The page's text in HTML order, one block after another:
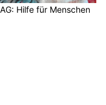
Hilfe für Menschen